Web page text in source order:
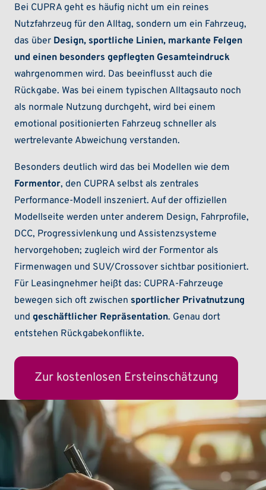
Bei CUPRA geht es häufig nicht um ein reines
Nutzfahrzeug für den Alltag, sondern um ein Fahrzeug,
das über Design, sportliche Linien, markante Felgen
und einen besonders gepflegten Gesamteindruck
wahrgenommen wird. Das beeinflusst auch die
Rückgabe. Was bei einem typischen Alltagsauto noch
als normale Nutzung durchgeht, wird bei einem
emotional positionierten Fahrzeug schneller als
wertrelevante Abweichung verstanden.
Besonders deutlich wird das bei Modellen wie dem
Formentor, den CUPRA selbst als zentrales
Performance-Modell inszeniert. Auf der offiziellen
Modellseite werden unter anderem Design, Fahrprofile,
DCC, Progressivlenkung und Assistenzsysteme
hervorgehoben; zugleich wird der Formentor als
Firmenwagen und SUV/Crossover sichtbar positioniert.
Für Leasingnehmer heißt das: CUPRA-Fahrzeuge
bewegen sich oft zwischen sportlicher Privatnutzung
undgeschäftlicher Repräsentation. Genau dort
entstehen Rückgabekonflikte.
Zur kostenlosen Ersteinschätzung